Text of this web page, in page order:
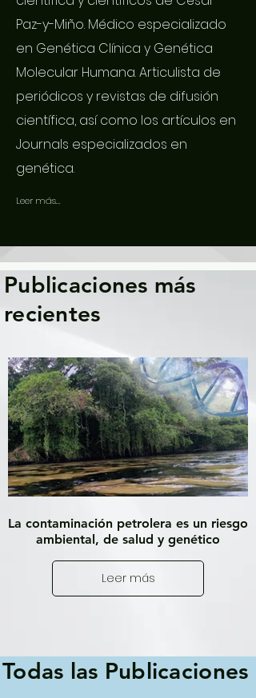
Paz-y-Miño. Médico especializado
en Genética Clínica y Genética
Molecular Humana. Articulista de
periódicos y revistas de difusión
científica, así como los artículos en
Journals especializados en
genética.
Leer más...
Publicaciones más
recientes
La contaminación petrolera es un riesgo
ambiental, de salud y genético
Leer más
Todas las Publicaciones